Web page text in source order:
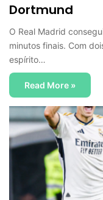
Dortmund
O Real Madrid
minutos finais. Com
espírito…
Read More »